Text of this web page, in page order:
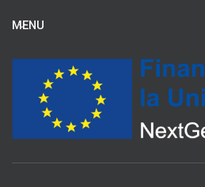
MENU